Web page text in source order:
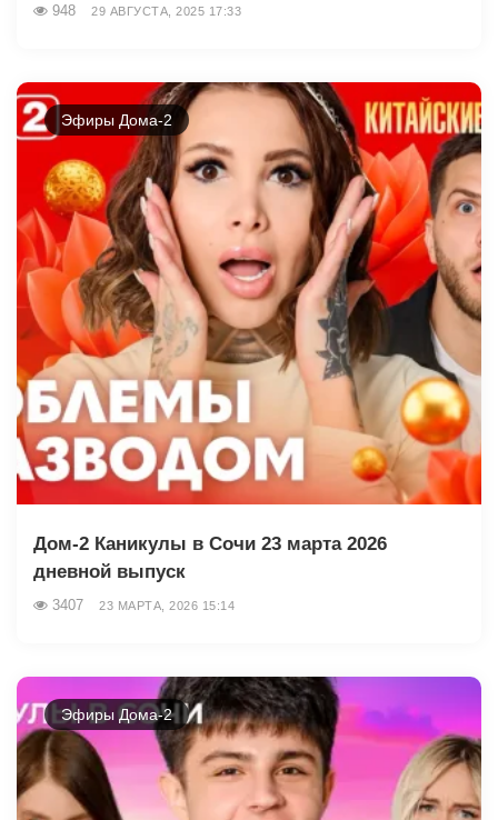
948 29 АВГУСТА, 2025 17:33
Эфиры Дома-2
Дом-2 Каникулы в Сочи 23 марта 2026
дневной выпуск
3407 23 МАРТА, 2026 15:14
Эфиры Дома-2